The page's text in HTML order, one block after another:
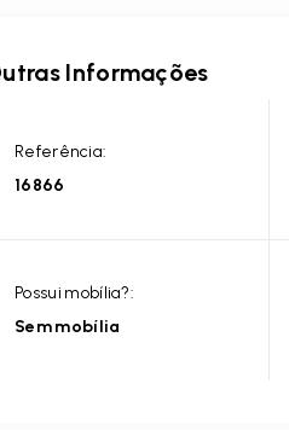
Informações
Referência:
16866
Possui mobília?:
Sem mobília